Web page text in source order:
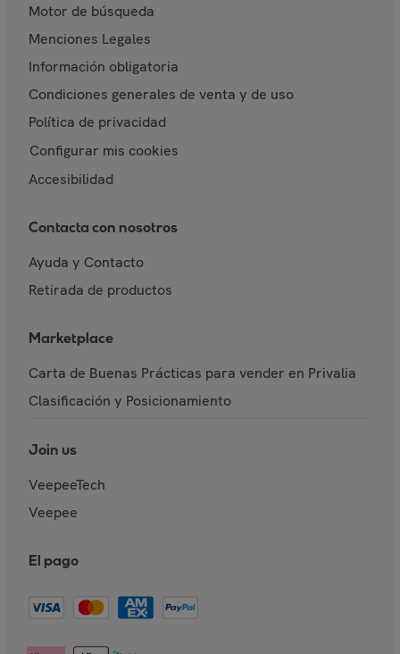
Motor de búsqueda
Menciones Legales
Información obligatoria
Condiciones generales de venta y de uso
Política de privacidad
Configurar mis cookies
Accesibilidad
Contacta con nosotros
Ayuda y Contacto
Retirada de productos
Marketplace
Carta de Buenas Prácticas para vender en Privalia
Clasificación y Posicionamiento
Join us
VeepeeTech
Veepee
El pago